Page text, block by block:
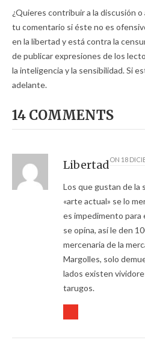
¿Quieres contribuir a la discusión
tu comentario si éste no es
en la libertad y está contra la
de publicar expresiones de los
la inteligencia y la sensibilidad. Si
adelante.
14 COMMENTS
LibertadON 18
Los que gustan de la
«arte actual» se lo
es impedimento
se opína, así le den
mercenaria de la
Margolles, solo
lados existen
tarugos.